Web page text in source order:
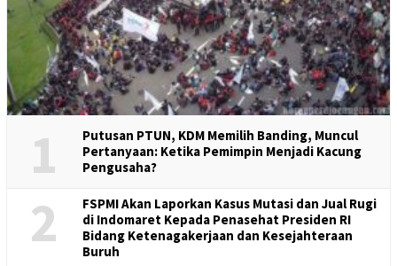
1
Putusan PTUN, KDM Memilih Banding, Muncul
Pertanyaan: Ketika Pemimpin Menjadi Kacung
Pengusaha?
2
FSPMI Akan Laporkan Kasus Mutasi dan Jual Rugi
di Indomaret Kepada Penasehat Presiden RI
Bidang Ketenagakerjaan dan Kesejahteraan
Buruh